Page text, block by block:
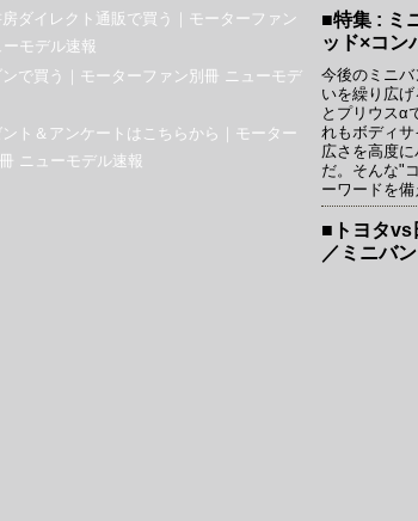
■特集 : ミ
ッド×コン
今後のミニ
いを繰り広
とプリウスα
れもボディ
広さを高度
だ。そんな"
ーワードを備
■トヨタvs
／ミニバ